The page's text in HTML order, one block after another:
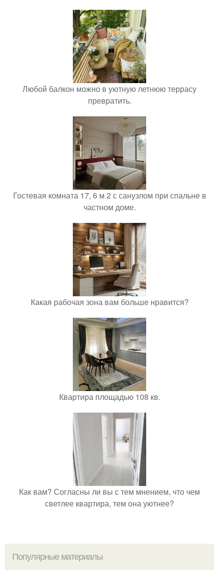
Любой балкон можно в уютную летнюю террасу
превратить.
Гостевая комната 17, 6 м 2 с санузлом при спальне в
частном доме.
Какая рабочая зона вам больше нравится?
Квартира площадью 108 кв.
Как вам? Согласны ли вы с тем мнением, что чем
светлее квартира, тем она уютнее?
Популярные материалы